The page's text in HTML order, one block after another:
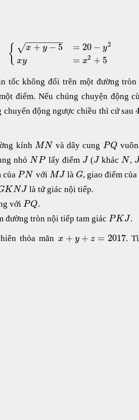
{ x + y − 5
− −
−−−−−−
√
xy
= 20 − y2
= x2 + 5
tốc không đổi trên một đường
điểm. Nếu chúng chuyện động
chuyển động ngược chiều thì cứ sau
kính MNvà dây cung PQ
nhỏNP lấy điểm J(JkhácN , J
củaPN với MJlà G, giao điểm của
KNJ là tứ giác nội tiếp.
vớiPQ.
đường tròn nội tiếp tam giácPK J.
thỏa mãn x + y + z = 2017.